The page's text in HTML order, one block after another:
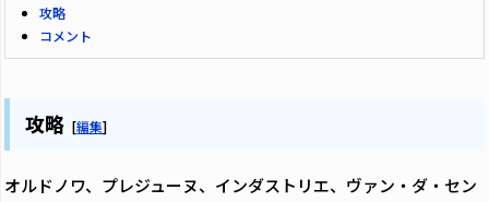
攻略
コメント
攻略 [編集]
オルドノワ、プレジューヌ、インダストリエ、ヴァン・ダ・セン